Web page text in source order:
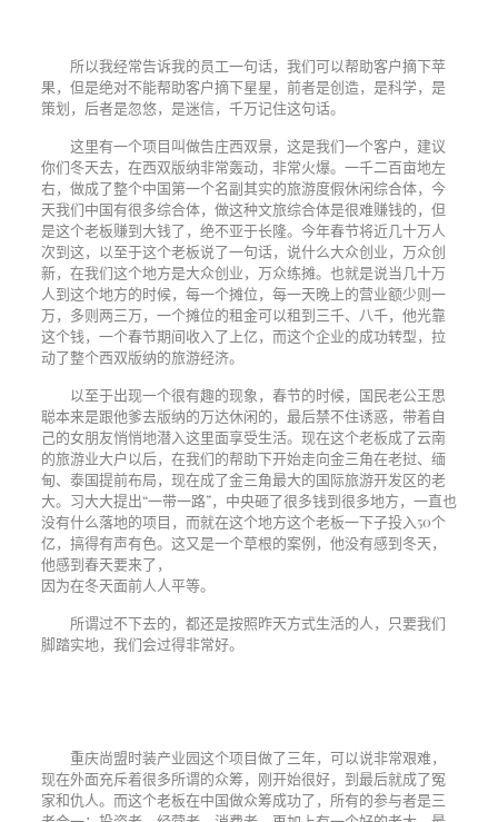
所以我经常告诉我的员工一句话，我们可以帮助客户摘下苹
果，但是绝对不能帮助客户摘下星星，前者是创造，是科学，是
策划，后者是忽悠，是迷信，千万记住这句话。
这里有一个项目叫做告庄西双景，这是我们一个客户，建议
你们冬天去，在西双版纳非常轰动，非常火爆。一千二百亩地左
右，做成了整个中国第一个名副其实的旅游度假休闲综合体，今
天我们中国有很多综合体，做这种文旅综合体是很难赚钱的，但
是这个老板赚到大钱了，绝不亚于长隆。今年春节将近几十万人
次到这，以至于这个老板说了一句话，说什么大众创业，万众创
新，在我们这个地方是大众创业，万众练摊。也就是说当几十万
人到这个地方的时候，每一个摊位，每一天晚上的营业额少则一
万，多则两三万，一个摊位的租金可以租到三千、八千，他光靠
这个钱，一个春节期间收入了上亿，而这个企业的成功转型，拉
动了整个西双版纳的旅游经济。
以至于出现一个很有趣的现象，春节的时候，国民老公王思
聪本来是跟他爹去版纳的万达休闲的，最后禁不住诱惑，带着自
己的女朋友悄悄地潜入这里面享受生活。现在这个老板成了云南
的旅游业大户以后，在我们的帮助下开始走向金三角在老挝、缅
甸、泰国提前布局，现在成了金三角最大的国际旅游开发区的老
大。习大大提出“一带一路”，中央砸了很多钱到很多地方，一直也
没有什么落地的项目，而就在这个地方这个老板一下子投入50个
亿，搞得有声有色。这又是一个草根的案例，他没有感到冬天，
他感到春天要来了，
因为在冬天面前人人平等。
所谓过不下去的，都还是按照昨天方式生活的人，只要我们
脚踏实地，我们会过得非常好。
重庆尚盟时装产业园这个项目做了三年，可以说非常艰难，
现在外面充斥着很多所谓的众筹，刚开始很好，到最后就成了冤
家和仇人。而这个老板在中国做众筹成功了，所有的参与者是三